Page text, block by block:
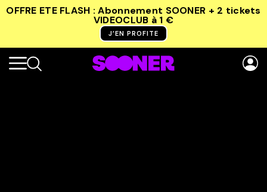
OFFRE ETE FLASH : Abonnement SOONER + 2 tickets
VIDEOCLUB à 1 €
J’EN PROFITE